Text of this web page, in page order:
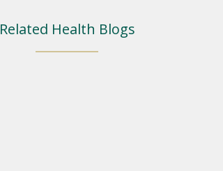
Related Health Blogs